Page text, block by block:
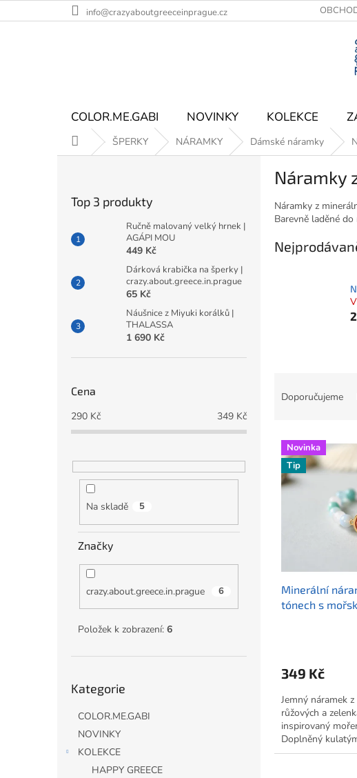
na
info@crazyaboutgreeceinprague.cz
COLOR.ME.GABI NOVINKY KOLEKCE
Domů ŠPERKY NÁRAMKY Dámské náramky
Top 3 produkty
Ručně malovaný velký hrnek |
AGÁPI MOU
449 Kč
Dárková krabička na šperky |
crazy.about.greece.in.prague
65 Kč
Náušnice z Miyuki korálků |
THALASSA
1 690 Kč
Cena
290 Kč 349 Kč
Na skladě 5
Značky
crazy.about.greece.in.prague 6
Položek k zobrazení: 6
kategorie
Kategorie
COLOR.ME.GABI
NOVINKY
KOLEKCE
HAPPY GREECE
Náramky
Náramky z
Barevně laděné
n
p
Doporučujeme
V
p
Novinka
Tip
Minerální
tónech s
349 Kč
Jemný náramek
růžových a
inspirovaný
Doplněný
myšičkou a